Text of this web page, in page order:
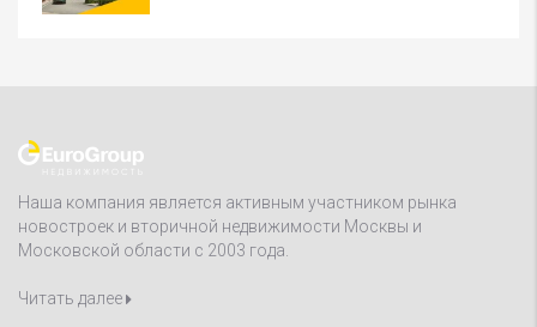
Наша компания является активным участником рынка
новостроек и вторичной недвижимости Москвы и
Московской области с 2003 года.
Читать далее